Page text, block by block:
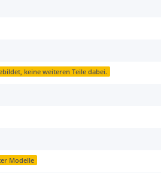
keine weiteren Teile dabei.
Modelle